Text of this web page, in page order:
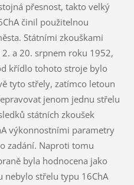
přesnost, takto velký
činil použitelnou
Státními zkouškami
a 20. srpnem roku 1952,
křídlo tohoto stroje bylo
tyto střely, zatímco letoun
jenom jednu střelu
státních zkoušek
výkonnostními parametry
zadání. Naproti tomu
byla hodnocena jako
střelu typu 16ChA